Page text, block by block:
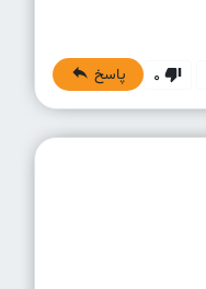
0 پاسخ